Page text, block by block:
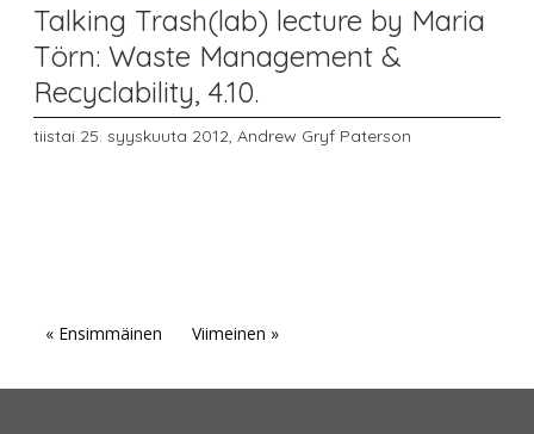
Talking Trash(lab) lecture by Maria
Törn: Waste Management &
Recyclability, 4.10.
tiistai 25. syyskuuta 2012, Andrew Gryf Paterson
« Ensimmäinen Viimeinen »